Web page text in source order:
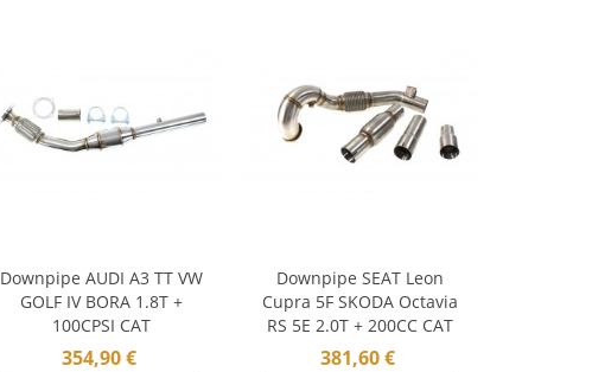
Į krepšelį
Downpipe AUDI A3 TT VW
GOLF IV BORA 1.8T +
100CPSI CAT
354,90 €
Į krepšelį
Downpipe SEAT Leon
Cupra 5F SKODA Octavia
RS 5E 2.0T + 200CC CAT
381,60 €